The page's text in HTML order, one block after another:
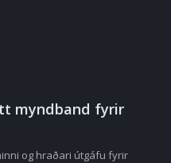
myndband fyrir
og hraðari útgáfu fyrir